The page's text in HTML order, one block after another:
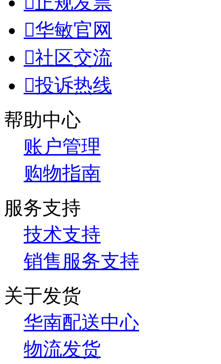
华敏官网
社区交流
投诉热线
帮助中心
账户管理
购物指南
服务支持
技术支持
销售服务支持
关于发货
华南配送中心
物流发货